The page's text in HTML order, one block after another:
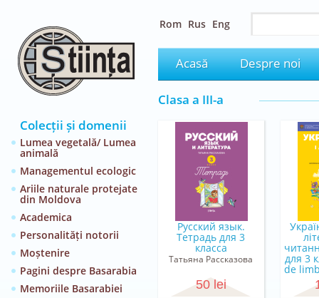
Colecții și domenii
Lumea vegetală/ Lumea
animală
Managementul ecologic
Ariile naturale protejate
din Moldova
Academica
Personalități notorii
Moștenire
Pagini despre Basarabia
Memoriile Basarabiei
Rom Rus Eng
Acasă Despre noi
Clasa a III-a
Русский язык.
Тетрадь для 3
класса
Татьяна Рассказова
50 lei
для 3
de
К.